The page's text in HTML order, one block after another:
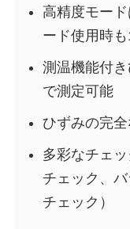
高精度モー
ード使用時も
測温機能付
で測定可能
ひずみの完
多彩なチェ
チェック、
チェック）